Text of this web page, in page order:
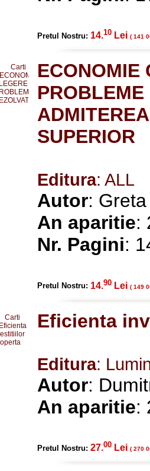
Pretul Nostru: 14.10 Lei ( 141
ECONOMIE
PROBLEME
SUPERIOR
Editura: ALL
Autor:
An aparitie:
Nr. Pagini:
Pretul Nostru: 14.90 Lei ( 149
Eficienta
Editura:
Autor:
An aparitie:
Pretul Nostru: 27.00 Lei ( 270